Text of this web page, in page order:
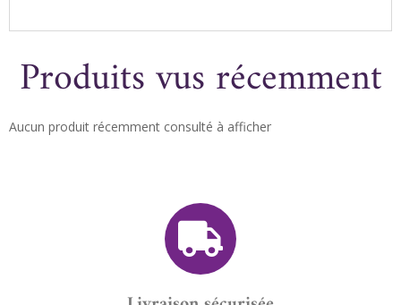
Produits vus récemment
Aucun produit récemment consulté à afficher